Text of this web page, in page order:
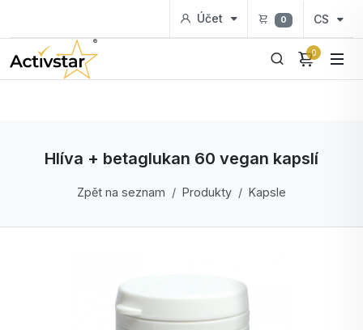
Účet 0 CS
0
Hlíva + betaglukan 60 vegan kapslí
Zpět na seznam Produkty Kapsle